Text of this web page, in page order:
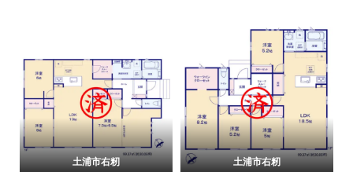
土浦市右籾 土浦市右籾